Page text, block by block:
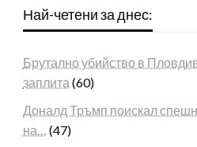
Най-четени за днес:
Брутално убийство в
заплита (60)
Доналд Тръмп поискал
на…
(47)